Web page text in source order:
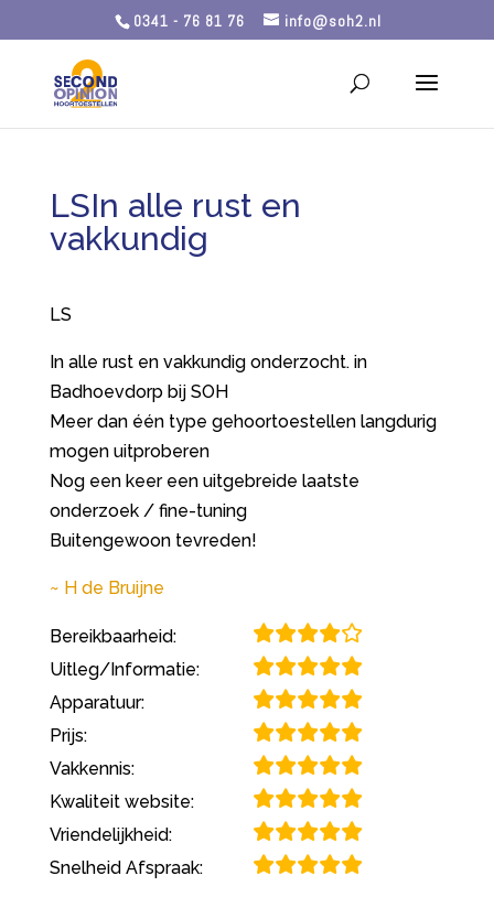
0341 - 76 81 76 info@soh2.nl
LSIn alle rust en
vakkundig
LS
In alle rust en vakkundig onderzocht. in
Badhoevdorp bij SOH
Meer dan één type gehoortoestellen langdurig
mogen uitproberen
Nog een keer een uitgebreide laatste
onderzoek / fine-tuning
Buitengewoon tevreden!
H de Bruijne
Bereikbaarheid:
Uitleg/Informatie:
Apparatuur:
Prijs:
Vakkennis:
Kwaliteit website:
Vriendelijkheid:
Snelheid Afspraak: